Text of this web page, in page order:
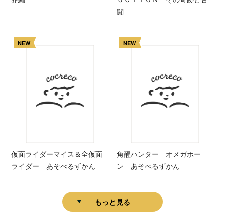
闘
NEW
仮面ライダーマイス＆全仮面
ライダー あそべるずかん
NEW
角醒ハンター オメガホー
ン あそべるずかん
もっと見る